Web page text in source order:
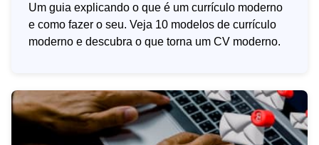
Um guia explicando o que é um currículo moderno
e como fazer o seu. Veja 10 modelos de currículo
moderno e descubra o que torna um CV moderno.